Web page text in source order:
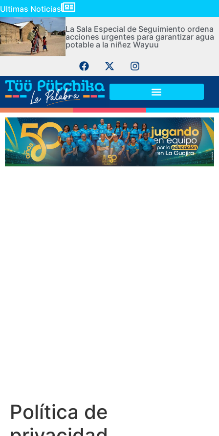
Ultimas Noticias
La Sala Especial de Seguimiento ordena
acciones urgentes para garantizar agua
potable a la niñez Wayuu
Política de